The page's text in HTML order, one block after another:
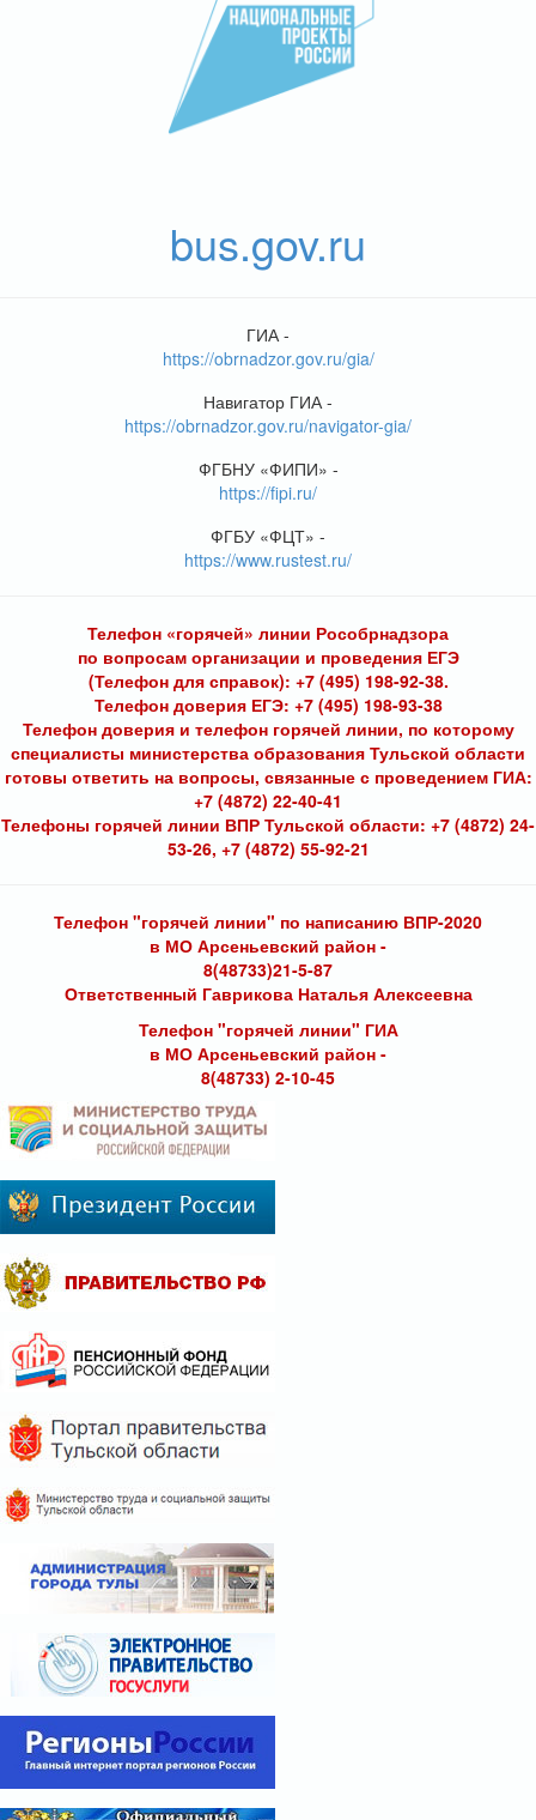
bus.gov.ru
ГИА -
https://obrnadzor.gov.ru/gia/
Навигатор ГИА -
https://obrnadzor.gov.ru/navigator-gia/
ФГБНУ «ФИПИ» -
https://fipi.ru/
ФГБУ «ФЦТ» -
https://www.rustest.ru/
Телефон «горячей» линии Рособрнадзора
по вопросам организации и проведения ЕГЭ
(Телефон для справок): +7 (495) 198-92-38.
Телефон доверия ЕГЭ: +7 (495) 198-93-38
Телефон доверия и телефон горячей линии, по которому
специалисты министерства образования Тульской области
готовы ответить на вопросы, связанные с проведением ГИА:
+7 (4872) 22-40-41
Телефоны горячей линии ВПР Тульской области: +7 (4872) 24-
53-26, +7 (4872) 55-92-21
Телефон "горячей линии" по написанию ВПР-2020
в МО Арсеньевский район -
8(48733)21-5-87
Ответственный Гаврикова Наталья Алексеевна
Телефон "горячей линии" ГИА
в МО Арсеньевский район -
8(48733) 2-10-45